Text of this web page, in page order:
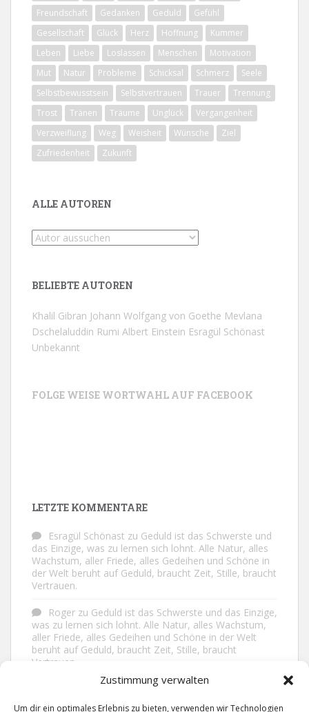
Zustimmung verwalten
Um dir ein optimales Erlebnis zu bieten, verwenden wir Technologien
Freundschaft
Gedanken Geduld
Gefühl
Gesellschaft
Glück Herz Hoffnung
Kummer
Leben
Liebe Loslassen Menschen
Motivation
Mut
Natur Probleme Schicksal Schmerz
Seele
Selbstbewusstsein
Selbstvertrauen Trauer
Trennung
Trost
Tränen Träume Unglück
Vergangenheit
Verzweiflung
Weg Weisheit Wünsche
Ziel
Zufriedenheit
Zukunft
ALLE AUTOREN
BELIEBTE AUTOREN
Khalil Gibran Johann Wolfgang von Goethe Mevlana
Dschelaluddin Rumi Albert Einstein Esragül Schönast
Unbekannt
FOLGE WEISE WORTWAHL AUF FACEBOOK
LETZTE KOMMENTARE
Esragül Schönast zu Geduld ist das Schwerste und
das Einzige, was zu lernen sich lohnt. Alle Natur, alles
Wachstum, aller Friede, alles Gedeihen und Schöne in
der Welt beruht auf Geduld, braucht Zeit, Stille, braucht
Vertrauen.
Roger zu Geduld ist das Schwerste und das Einzige,
was zu lernen sich lohnt. Alle Natur, alles Wachstum,
aller Friede, alles Gedeihen und Schöne in der Welt
beruht auf Geduld, braucht Zeit, Stille, braucht
Vertrauen.
Nichts in unserem Leben
geschieht ohne Grund. Der Rest ist Zufall.